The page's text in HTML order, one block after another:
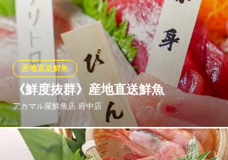
を”お客様に還元”すること。その最たるも
一般的なサイズ200g弱のところ、当店では
ご用意。さらに一尾がなんと1,980円(税抜
の1/3ほどの、とってもリーズナブルな価格
す。
魚トの神 府中本店（ととのかみ）
こだわりの魚と厳選地酒
京王線分倍河原駅 徒歩1分
《鮮度抜群》産地直送鮮魚
アカマル屋鮮魚店 府中店
産地直送鮮魚
厳選された産地直送鮮魚をご提供！ 鮮度抜